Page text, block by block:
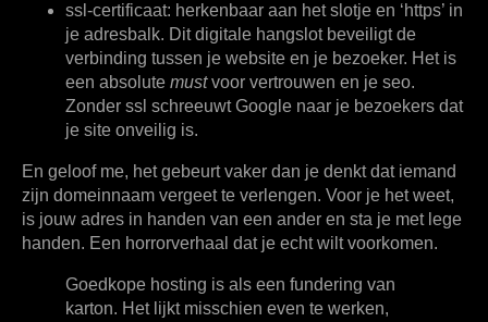
ssl-certificaat: herkenbaar aan het slotje en ‘https’ in
je adresbalk. Dit digitale hangslot beveiligt de
verbinding tussen je website en je bezoeker. Het is
een absolute mustvoor vertrouwen en je seo.
Zonder ssl schreeuwt Google naar je bezoekers dat
je site onveilig is.
En geloof me, het gebeurt vaker dan je denkt dat iemand
zijn domeinnaam vergeet te verlengen. Voor je het weet,
is jouw adres in handen van een ander en sta je met lege
handen. Een horrorverhaal dat je echt wilt voorkomen.
Goedkope hosting is als een fundering van
karton. Het lijkt misschien even te werken,